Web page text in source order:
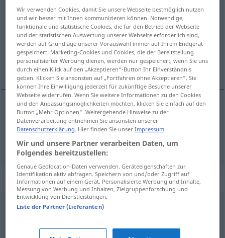
eben
Übersicht aller Übersetzungen
(Für mehr Details die Übersetzung anklicken/antippen)
平ら な, ちょうど今
平ら(な)[taira (na)] eben
ちょうど今 [chōdo ima] ebenjetzt
Synonyme für "eben"
abschließend (mit)
Wir verwenden Cookies, damit Sie unsere Webseite bestmöglich nutzen
und wir besser mit Ihnen kommunizieren können. Notwendige,
funktionale und statistische Cookies, die für den Betrieb der Webseite
und der statistischen Auswertung unserer Webseite erforderlich sind,
werden auf Grundlage unserer Vorauswahl immer auf Ihrem Endgerät
gespeichert. Marketing-Cookies und Cookies, die der Bereitstellung
personalisierter Werbung dienen, werden nur gespeichert, wenn Sie uns
durch einen Klick auf den „Akzeptieren“-Button Ihr Einverständnis
geben. Klicken Sie ansonsten auf „Fortfahren ohne Akzeptieren“. Sie
können Ihre Einwilligung jederzeit für zukünftige Besuche unserer
Webseite widerrufen. Wenn Sie weitere Informationen zu den Cookies
und den Anpassungsmöglichkeiten möchten, klicken Sie einfach auf den
Button „Mehr Optionen“. Weitergehende Hinweise zu der
Datenverarbeitung entnehmen Sie ansonsten unserer
Datenschutzerklärung. Hier finden Sie unserImpressum.
Wir und unsere Partner verarbeiten Daten, um
Folgendes bereitzustellen:
Genaue Geolocation-Daten verwenden. Geräteeigenschaften zur
Identifikation aktiv abfragen. Speichern von und/oder Zugriff auf
Informationen auf einem Gerät. Personalisierte Werbung und Inhalte,
Messung von Werbung und Inhalten, Zielgruppenforschung und
Entwicklung von Dienstleistungen.
Liste der Partner (Lieferanten)